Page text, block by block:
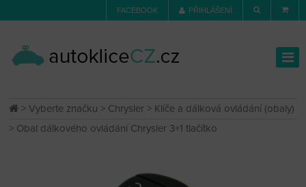
FACEBOOK PŘIHLÁŠENÍ
>Vyberte značku > Chrysler > Klíče a dálková ovládání (obaly)
> Obal dálkového ovládání Chrysler 3+1 tlačítko